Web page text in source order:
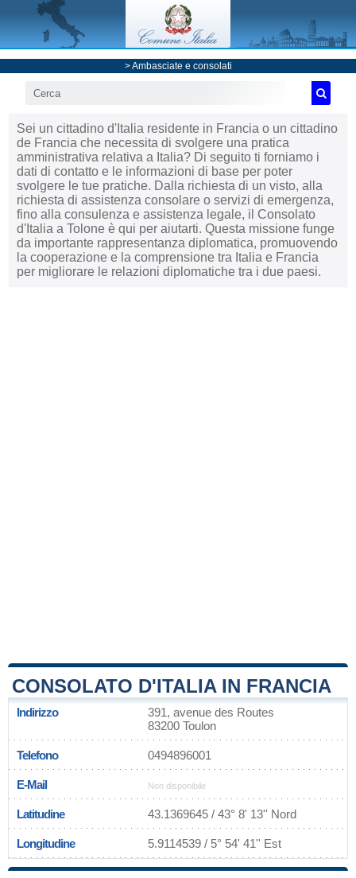
>Ambasciate e consolati
Sei un cittadino d'Italia residente in Francia o un cittadino
de Francia che necessita di svolgere una pratica
amministrativa relativa a Italia? Di seguito ti forniamo i
dati di contatto e le informazioni di base per poter
svolgere le tue pratiche. Dalla richiesta di un visto, alla
richiesta di assistenza consolare o servizi di emergenza,
fino alla consulenza e assistenza legale, il Consolato
d'Italia a Tolone è qui per aiutarti. Questa missione funge
da importante rappresentanza diplomatica, promuovendo
la cooperazione e la comprensione tra Italia e Francia
per migliorare le relazioni diplomatiche tra i due paesi.
CONSOLATO D'ITALIA IN FRANCIA
Indirizzo
391, avenue des Routes
83200 Toulon
Telefono 0494896001
E-Mail Non disponibile
Latitudine 43.1369645 / 43° 8' 13'' Nord
Longitudine 5.9114539 / 5° 54' 41'' Est